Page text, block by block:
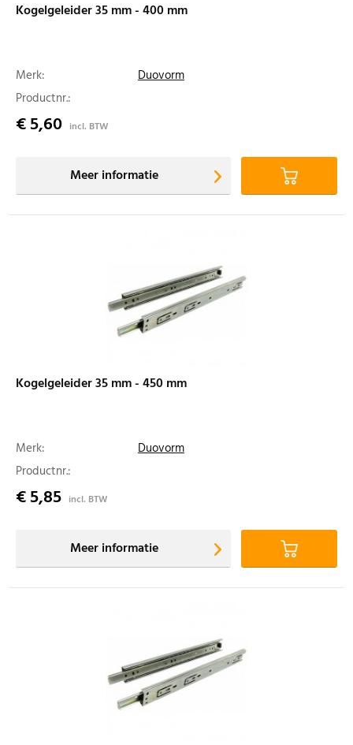
Kogelgeleider 35 mm - 400 mm
Merk:
Duovorm
Productnr.:
€ 5,60 incl. BTW
Meer informatie
Kogelgeleider 35 mm - 450 mm
Merk:
Duovorm
Productnr.:
€ 5,85 incl. BTW
Meer informatie